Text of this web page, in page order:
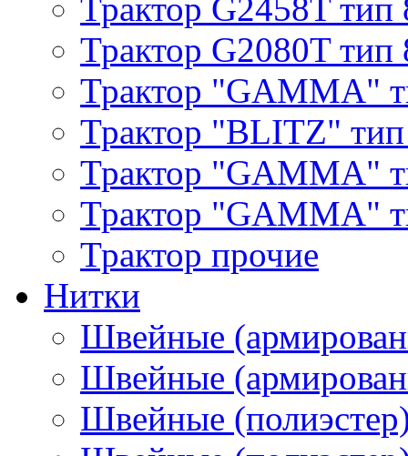
Трактор G2458T тип
Трактор G2080T тип
Трактор "GAMMA"
Трактор "BLITZ"
Трактор "GAMMA"
Трактор "GAMMA"
Трактор прочие
Нитки
Швейные
Швейные
Швейные